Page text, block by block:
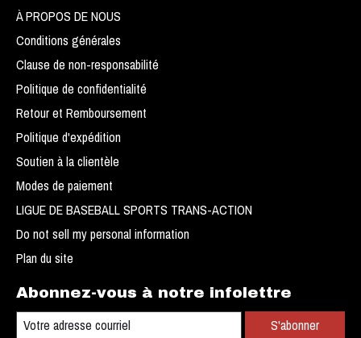
À PROPOS DE NOUS
Conditions générales
Clause de non-responsabilité
Politique de confidentialité
Retour et Remboursement
Politique d'expédition
Soutien à la clientèle
Modes de paiement
LIGUE DE BASEBALL SPORTS TRANS-ACTION
Do not sell my personal information
Plan du site
Abonnez-vous à notre infolettre
S'abonner